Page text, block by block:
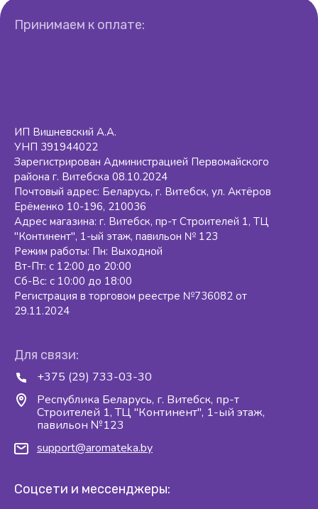
Для связи:
+375 (29) 733-03-30
Республика Беларусь, г. Витебск, пр-т
Строителей 1, ТЦ "Континент", 1-ый этаж,
павильон №123
support@aromateka.by
Соцсети и мессенджеры:
Принимаем к оплате:
ИП Вишневский А.А.
УНП 391944022
Зарегистрирован Администрацией Первомайского
района г. Витебска 08.10.2024
Почтовый адрес: Беларусь, г. Витебск, ул. Актёров
Ерёменко 10-196, 210036
Адрес магазина: г. Витебск, пр-т Строителей 1, ТЦ
"Континент", 1-ый этаж, павильон № 123
Режим работы: Пн: Выходной
Вт-Пт: с 12:00 до 20:00
Сб-Вс: с 10:00 до 18:00
Регистрация в торговом реестре №736082 от
29.11.2024